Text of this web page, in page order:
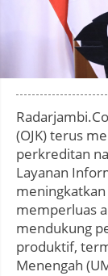
(OJK) terus
perkreditan
Layanan
memperluas
mendukung
produktif,
Menengah